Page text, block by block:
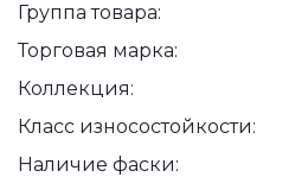
Группа товара:
Торговая марка:
Коллекция:
Класс износостойкости:
Наличие фаски: